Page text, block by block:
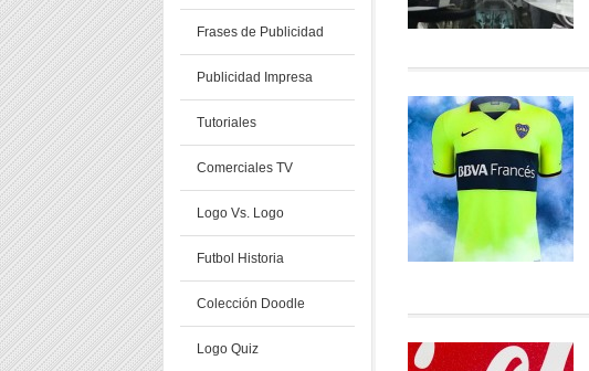
Frases de Publicidad
Publicidad Impresa
Tutoriales
Comerciales TV
Logo Vs. Logo
Futbol Historia
Colección Doodle
Logo Quiz